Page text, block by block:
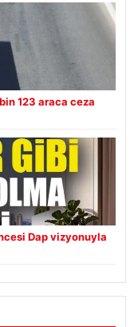
123 araca ceza
Dap vizyonuyla